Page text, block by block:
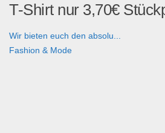
T-Shirt nur 3,70€
Wir bieten euch den absolu...
Fashion & Mode